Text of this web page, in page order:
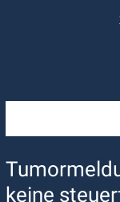
keine